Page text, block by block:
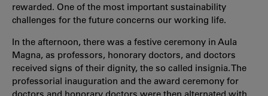
rewarded. One of the most important sustainability
challenges for the future concerns our working life.
In the afternoon, there was a festive ceremony in Aula
Magna, as professors, honorary doctors, and doctors
received signs of their dignity, the so called insignia. The
professorial inauguration and the award ceremony for
doctors and honorary doctors were then alternated with